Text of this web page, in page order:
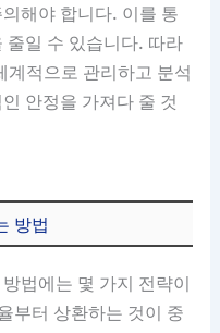
해야 합니다. 이를 통
줄일 수 있습니다. 따라
계적으로 관리하고 분석
안정을 가져다 줄 것
방법
법에는 몇 가지 전략이
부터 상환하는 것이 중